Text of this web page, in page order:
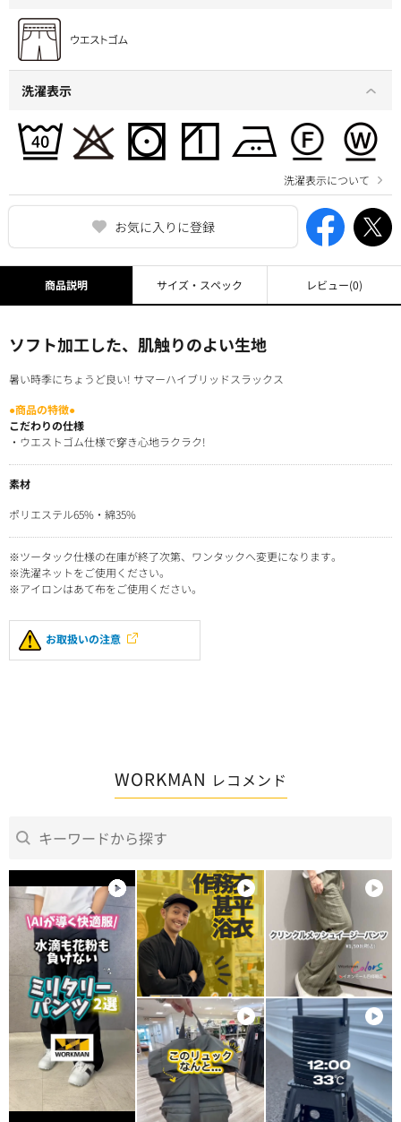
お気に入りに登録
洗濯表示
洗濯表示について
商品説明
ソフト加工した、肌触りのよい生地
暑い時季にちょうど良い! サマーハイブリッドスラックス
●商品の特徴●
こだわりの仕様
・ウエストゴム仕様で穿き心地ラクラク!
素材
ポリエステル65%・綿35%
※ツータック仕様の在庫が終了次第、ワンタックへ変更になります。
※洗濯ネットをご使用ください。
※アイロンはあて布をご使用ください。
お取扱いの注意
サイズ・スペック レビュー(0)
WORKMAN レコメンド